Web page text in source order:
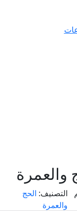
والعمرة
التصنيف: الحج
والعمرة